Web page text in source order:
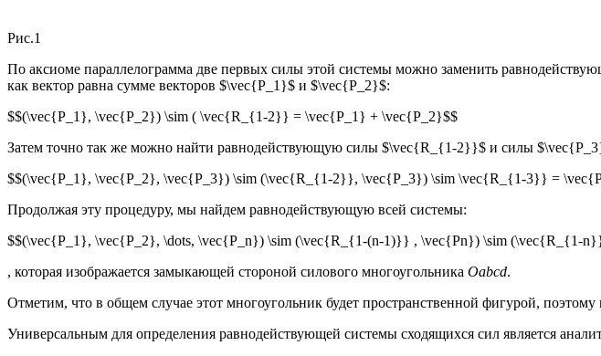
Рис.1
По аксиоме параллелограмма две первых силы этой системы можно заменить
как вектор равна сумме векторов $\vec{Р_1}$ и $\vec{Р_2}$:
$$(\vec{Р_1}, \vec{Р_2}) \sim ( \vec{R_{1-2}} = \vec{Р_1} + \vec{Р_2}$$
Затем точно так же можно найти равнодействующую силы $\vec{R_{1-2}}$ и силы
$$(\vec{Р_1}, \vec{Р_2}, \vec{Р_3}) \sim (\vec{R_{1-2}}, \vec{Р_3}) \sim \vec{R_{1-3}} =
Продолжая эту процедуру, мы найдем равнодействующую всей системы:
$$(\vec{Р_1}, \vec{Р_2}, \dots, \vec{Р_n}) \sim (\vec{R_{1-(n-1)}} , \vec{Рn}) \sim (\vec{R_{1-
, которая изображается замыкающей стороной силового многоугольника Oabcd.
Отметим, что в общем случае этот многоугольник будет пространственной фигурой,
Универсальным для определения равнодействующей системы сходящихся сил является